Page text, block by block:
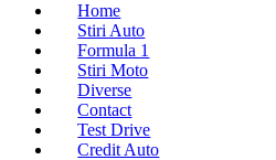
Home
Stiri Auto
Formula 1
Stiri Moto
Diverse
Contact
Test Drive
Credit Auto